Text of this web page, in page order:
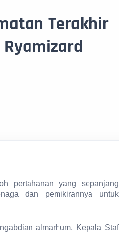
Terakhir
pertahanan yang sepanjang
dan pemikirannya untuk
almarhum, Kepala Staf